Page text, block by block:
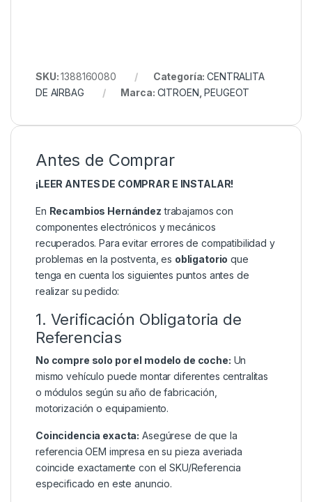
SKU:1388160080 Categoría:CENTRALITA
DE AIRBAG
Marca: CITROEN ,PEUGEOT
Antes de Comprar
¡LEER ANTES DE COMPRAR E INSTALAR!
En Recambios Hernández trabajamos con
componentes electrónicos y mecánicos
recuperados. Para evitar errores de compatibilidad y
problemas en la postventa, es obligatorio que
tenga en cuenta los siguientes puntos antes de
realizar su pedido:
1. Verificación Obligatoria de
Referencias
No compre solo por el modelo de coche: Un
mismo vehículo puede montar diferentes centralitas
o módulos según su año de fabricación,
motorización o equipamiento.
Coincidencia exacta: Asegúrese de que la
referencia OEM impresa en su pieza averiada
coincide exactamente con el SKU/Referencia
especificado en este anuncio.